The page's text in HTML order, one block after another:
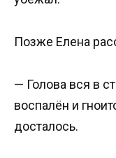
Позже Елена
— Голова вся в
воспалён и
досталось.